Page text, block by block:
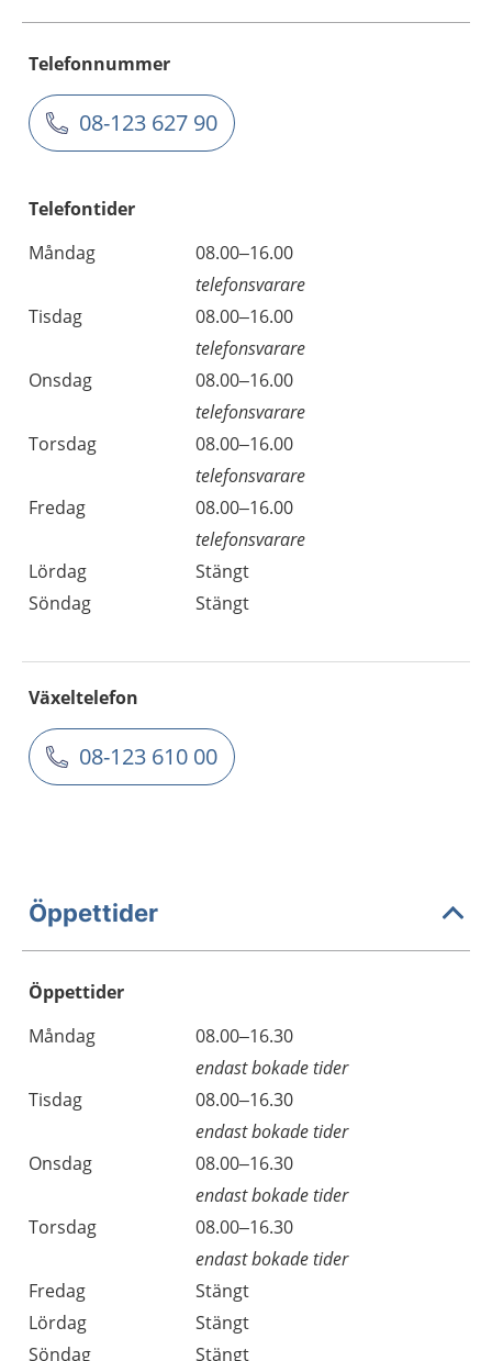
Telefonnummer
08-123 627 90
Telefontider
Måndag
08.00–16.00
telefonsvarare
Tisdag
08.00–16.00
telefonsvarare
Onsdag
08.00–16.00
telefonsvarare
Torsdag
08.00–16.00
telefonsvarare
Fredag
08.00–16.00
telefonsvarare
Lördag
Stängt
Söndag
Stängt
Växeltelefon
08-123 610 00
Öppettider
Öppettider
Dag
Öppettider
Kommentarer
Måndag
08.00–16.30
endast bokade tider
Tisdag
08.00–16.30
endast bokade tider
Onsdag
08.00–16.30
endast bokade tider
Torsdag
08.00–16.30
endast bokade tider
Fredag
Stängt
Lördag
Stängt
Söndag
Stängt